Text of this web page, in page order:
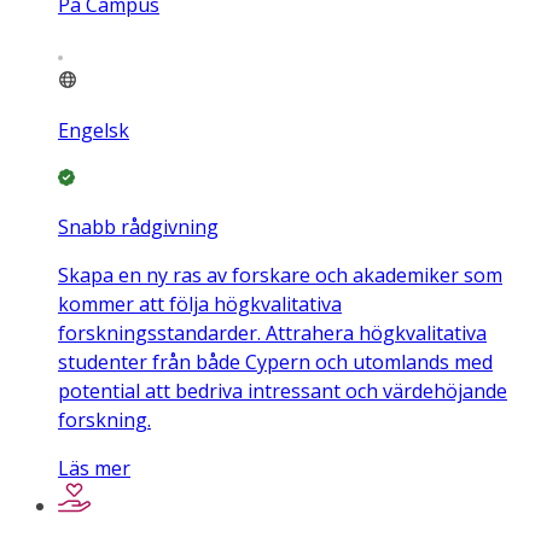
Engelsk
Snabb rådgivning
Skapa en ny ras av forskare och akademiker som
kommer att följa högkvalitativa
forskningsstandarder. Attrahera högkvalitativa
studenter från både Cypern och utomlands med
potential att bedriva intressant och värdehöjande
forskning.
Läs mer